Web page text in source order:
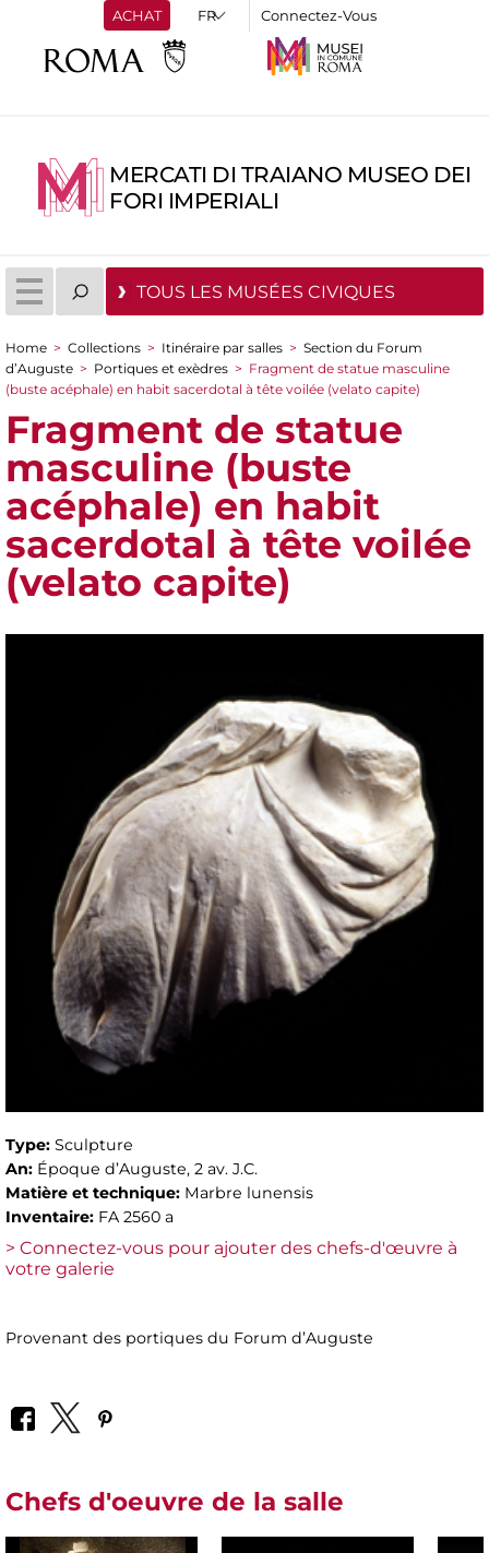
ACHAT Connectez-Vous
MERCATI DI TRAIANO MUSEO DEI
FORI IMPERIALI
TOUS LES MUSÉES CIVIQUES
You are here
Home > Collections > Itinéraire par salles > Section du Forum
d’Auguste > Portiques et exèdres > Fragment de statue masculine
(buste acéphale) en habit sacerdotal à tête voilée (velato capite)
Fragment de statue
masculine (buste
acéphale) en habit
sacerdotal à tête voilée
(velato capite)
Type: Sculpture
An: Époque d’Auguste, 2 av. J.C.
Matière et technique: Marbre lunensis
Inventaire: FA 2560 a
> Connectez-vous pour ajouter des chefs-d'œuvre à
votre galerie
Provenant des portiques du Forum d’Auguste
Chefs d'oeuvre de la salle